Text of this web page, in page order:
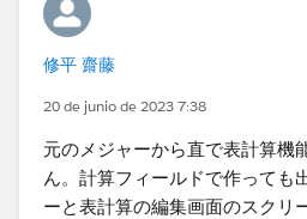
修平 齋藤
20 de junio de 2023 7:38
元のメジャーから直で表計算機
ん。計算フィールドで作っても
ーと表計算の編集画面のスクリ